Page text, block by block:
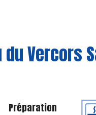
Vercors
Préparation